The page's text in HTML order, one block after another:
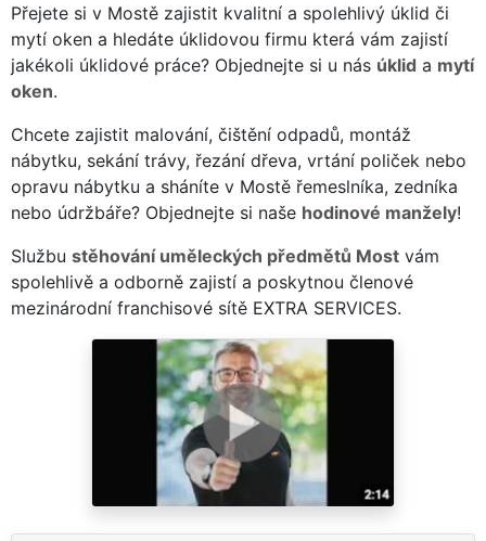
Přejete si v Mostě zajistit kvalitní a spolehlivý úklid či
mytí oken a hledáte úklidovou firmu která vám zajistí
jakékoli úklidové práce? Objednejte si u nás úklid a mytí
oken.
Chcete zajistit malování, čištění odpadů, montáž
nábytku, sekání trávy, řezání dřeva, vrtání poliček nebo
opravu nábytku a sháníte v Mostě řemeslníka, zedníka
nebo údržbáře? Objednejte si naše hodinové manžely!
Službu stěhování uměleckých předmětů Most vám
spolehlivě a odborně zajistí a poskytnou členové
mezinárodní franchisové sítě EXTRA SERVICES.